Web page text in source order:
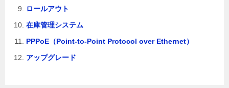
ロールアウト
在庫管理システム
PPPoE（Point-to-Point Protocol over Ethernet）
アップグレード